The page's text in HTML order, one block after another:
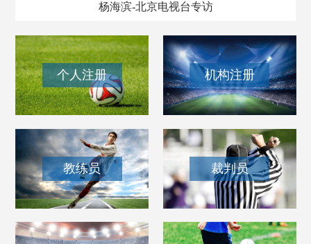
杨海滨-北京电视台专访
个人注册 机构注册
教练员 裁判员